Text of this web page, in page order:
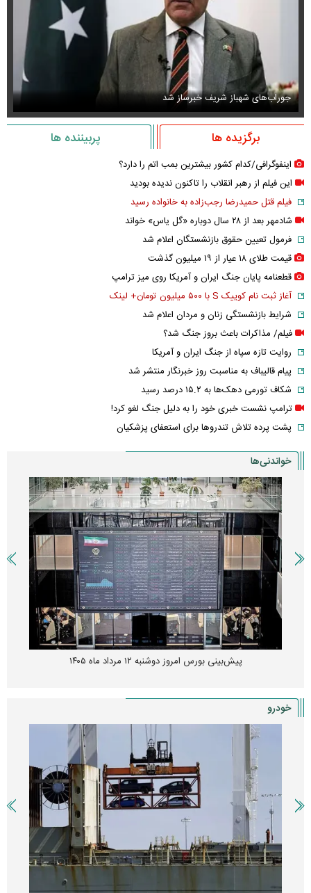
جوراب‌های شهباز شریف خبرساز شد
برگزیده ها پربیننده ها
اینفوگرافی/کدام کشور بیشترین بمب اتم را دارد؟
این فیلم از رهبر انقلاب را تاکنون ندیده بودید
فیلم قتل حمیدرضا رجب‌زاده به خانواده رسید
شادمهر بعد از ۲۸ سال دوباره «گل یاس» خواند
فرمول تعیین حقوق بازنشستگان اعلام شد
قیمت طلای ۱۸ عیار از ۱۹ میلیون گذشت
قطعنامه پایان جنگ ایران و آمریکا روی میز ترامپ
آغاز ثبت نام کوییک S با ۵۰۰ میلیون تومان+ لینک
شرایط بازنشستگی زنان و مردان اعلام شد
فیلم/ مذاکرات باعث بروز جنگ شد؟
روایت تازه سپاه از جنگ ایران و آمریکا
پیام قالیباف به مناسبت روز خبرنگار منتشر شد
شکاف تورمی دهک‌ها به ۱۵.۲ درصد رسید
ترامپ نشست خبری خود را به دلیل جنگ لغو کرد!
پشت پرده تلاش تندروها برای استعفای پزشکیان
خواندنی‌ها
پیش‌بینی بورس امروز دوشنبه ۱۲ مرداد ماه ۱۴۰۵
خودرو